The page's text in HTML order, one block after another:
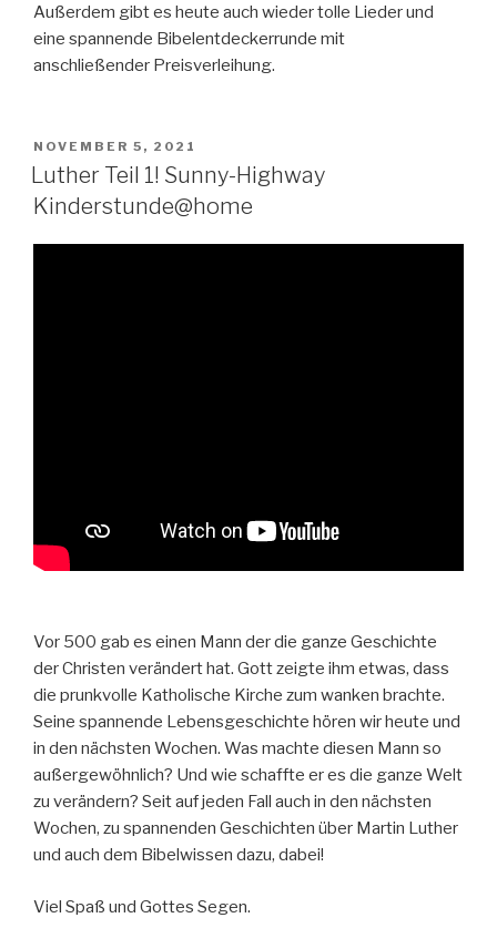
Außerdem gibt es heute auch wieder tolle Lieder und
eine spannende Bibelentdeckerrunde mit
anschließender Preisverleihung.
VERÖFFENTLICHT
AM
NOVEMBER 5, 2021
Luther Teil 1! Sunny-Highway
Kinderstunde@home
Vor 500 gab es einen Mann der die ganze Geschichte
der Christen verändert hat. Gott zeigte ihm etwas, dass
die prunkvolle Katholische Kirche zum wanken brachte.
Seine spannende Lebensgeschichte hören wir heute und
in den nächsten Wochen. Was machte diesen Mann so
außergewöhnlich? Und wie schaffte er es die ganze Welt
zu verändern? Seit auf jeden Fall auch in den nächsten
Wochen, zu spannenden Geschichten über Martin Luther
und auch dem Bibelwissen dazu, dabei!
Viel Spaß und Gottes Segen.